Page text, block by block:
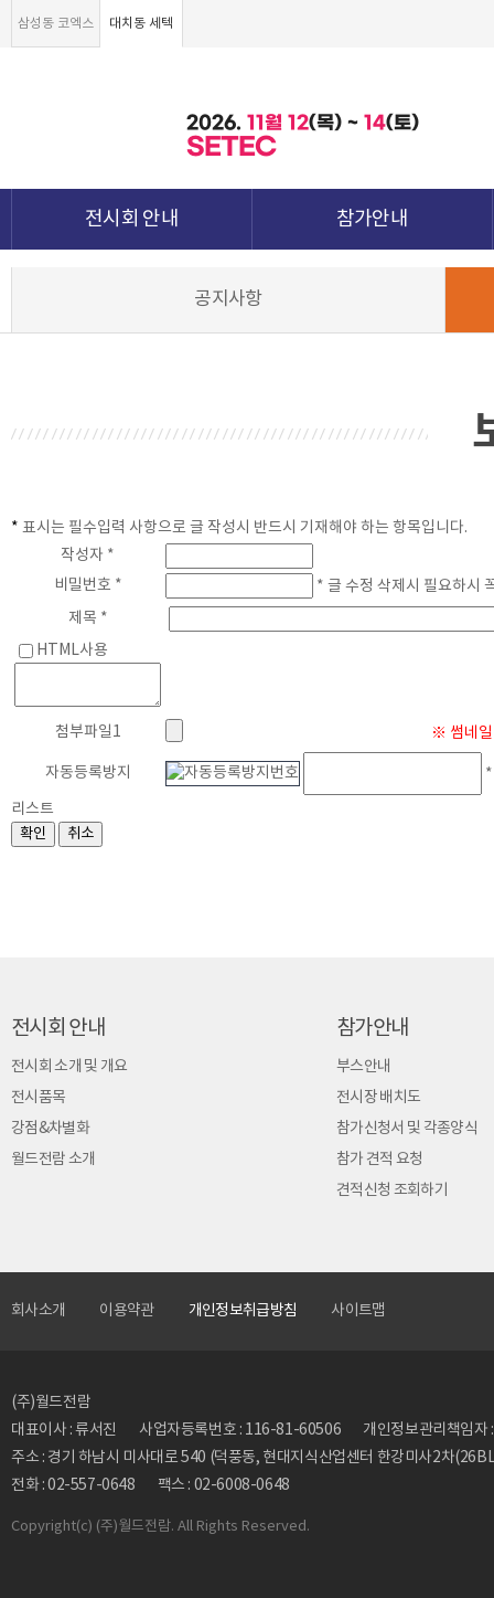
삼성동 코엑스 대치동 세텍
2026. 11월 12(목) ~ 14(토)
SETEC
전시회 안내 참가안내
공지사항
* 표시는 필수입력 사항으로 글 작성시 반드시 기재해야 하는 항목입니다.
작성자 *
비밀번호 *
* 글 수정 삭제시 필요하시
제목 *
HTML사용
첨부파일1 ※ 썸네
자동등록방지
리스트
전시회 안내
전시회 소개 및 개요
전시품목
강점&차별화
월드전람 소개
참가안내
부스안내
전시장 배치도
참가신청서 및 각종양식
참가 견적 요청
견적신청 조회하기
회사소개 이용약관 개인정보취급방침 사이트맵
(주)월드전람
대표이사 : 류서진
사업자등록번호 : 116-81-60506
개인정보관리책임
주소 : 경기 하남시 미사대로 540 (덕풍동, 현대지식산업센터 한강미사2차
전화 : 02-557-0648
팩스 : 02-6008-0648
Copyright(c) (주)월드전람. All Rights Reserved.